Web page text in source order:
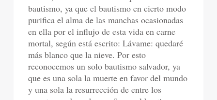
bautismo, ya que el bautismo en cierto modo
purifica el alma de las manchas ocasionadas
en ella por el influjo de esta vida en carne
mortal, según está escrito: Lávame: quedaré
más blanco que la nieve. Por esto
reconocemos un solo bautismo salvador, ya
que es una sola la muerte en favor del mundo
y una sola la resurrección de entre los